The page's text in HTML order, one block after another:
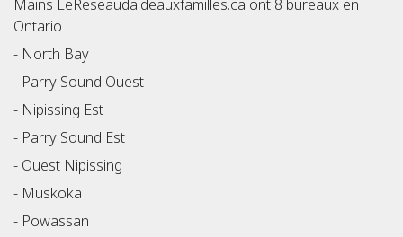
Mains LeReseaudaideauxfamilles.ca ont 8 bureaux en
Ontario :
- North Bay
- Parry Sound Ouest
- Nipissing Est
- Parry Sound Est
- Ouest Nipissing
- Muskoka
- Powassan